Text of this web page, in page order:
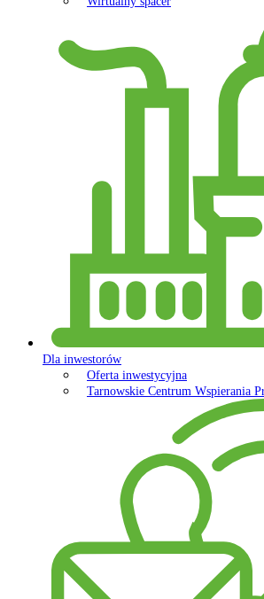
Dla inwestorów
Oferta inwestycyjna
Tarnowskie Centrum Wspierania